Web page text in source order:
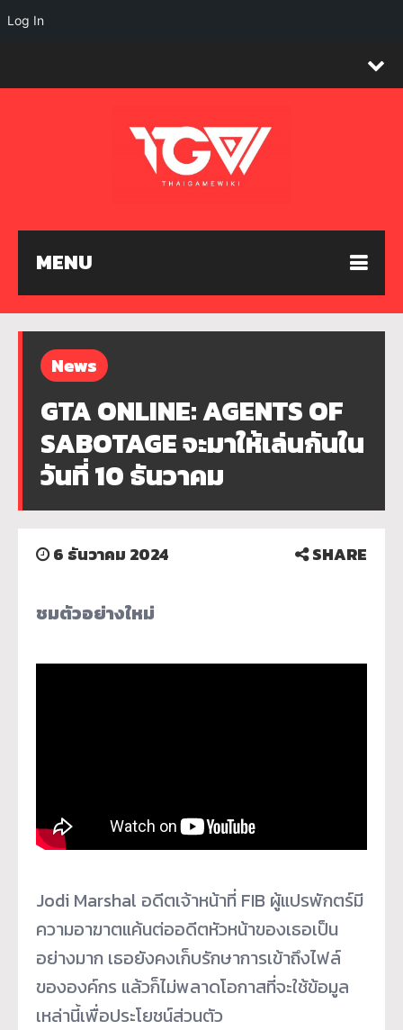
MENU
News
GTA ONLINE: AGENTS OF
SABOTAGE จะมาให้เล่นกันใน
วันที่ 10 ธันวาคม
6 ธันวาคม 2024 SHARE
ชมตัวอย่างใหม่
Jodi Marshal อดีตเจ้าหน้าที่ FIB ผู้แปรพักตร์มี
ความอาฆาตแค้นต่ออดีตหัวหน้าของเธอเป็น
อย่างมาก เธอยังคงเก็บรักษาการเข้าถึงไฟล์
ขององค์กร แล้วก็ไม่พลาดโอกาสที่จะใช้ข้อมูล
เหล่านี้เพื่อประโยชน์ส่วนตัว
Log In